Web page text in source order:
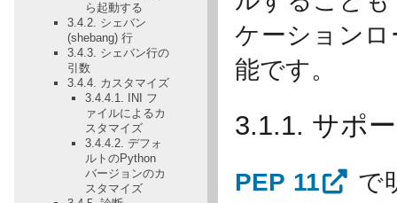
ケーション
能です。
3.1.1. サポ
PEP 11
で
ら起動する
3.4.2. シェバン
(shebang) 行
3.4.3. シェバン行の
引数
3.4.4. カスタマイズ
3.4.4.1. INI フ
ァイルによるカ
スタマイズ
3.4.4.2. デフォ
ルトのPython
バージョンのカ
スタマイズ